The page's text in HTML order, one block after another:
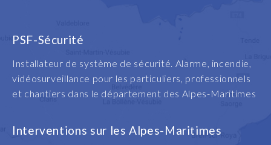
PSF-Sécurité
Installateur de système de sécurité. Alarme, incendie,
vidéosurveillance pour les particuliers, professionnels
et chantiers dans le département des Alpes-Maritimes
Interventions sur les Alpes-Maritimes